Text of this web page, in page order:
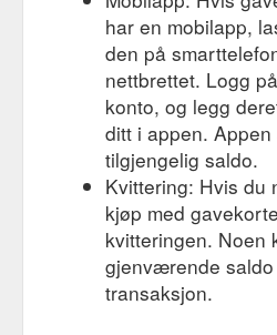
har en mobilapp,
den på
nettbrettet. Logg
konto, og legg
ditt i appen.
tilgjengelig saldo.
Kvittering: Hvis du
kjøp med
kvitteringen. Noen
gjenværende
transaksjon.